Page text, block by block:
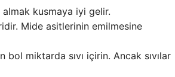
almak kusmaya iyi gelir.
Mide asitlerinin emilmesine
miktarda sıvı içirin. Ancak sıvılar